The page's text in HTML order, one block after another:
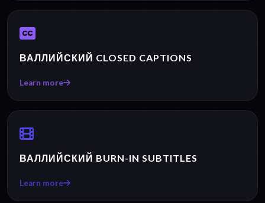
ВАЛЛИЙСКИЙ CLOSED CAPTIONS
Learn more
ВАЛЛИЙСКИЙ BURN-IN SUBTITLES
Learn more